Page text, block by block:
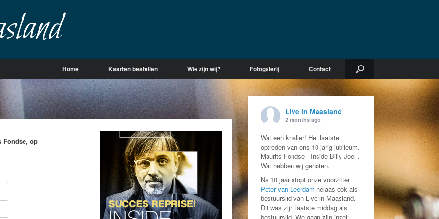
Home Kaarten bestellen Wie zijn wij? Fotogalerij Contact
Fondse, op
Live in Maasland
2 months ago
Wat een knaller! Het laatste
optreden van ons 10 jarig jubileum.
Maurits Fondse - Inside Billy Joel .
Wat hebben wij genoten.
Na 10 jaar stopt onze voorzitter
Peter van Leerdam helaas ook als
bestuurslid van Live in Maasland.
Dit was zijn laatste middag als
bestuurslid. We gaan zijn inzet